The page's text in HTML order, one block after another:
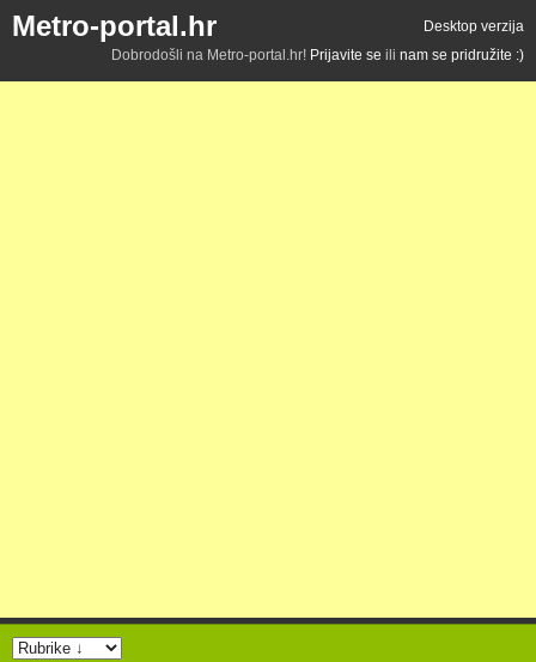
Metro-portal.hr
Desktop verzija
Dobrodošli na Metro-portal.hr! Prijavite se ili nam se pridružite :)